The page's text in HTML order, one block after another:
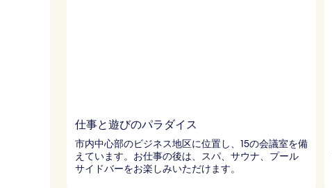
仕事と遊びのパラダイス
市内中心部のビジネス地区に位置し、15の会議室を備
えています。お仕事の後は、スパ、サウナ、プール
サイドバーをお楽しみいただけます。